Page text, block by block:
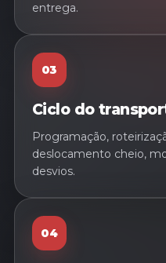
entrega.
03
Ciclo do
Programação,
deslocamento cheio,
desvios.
04